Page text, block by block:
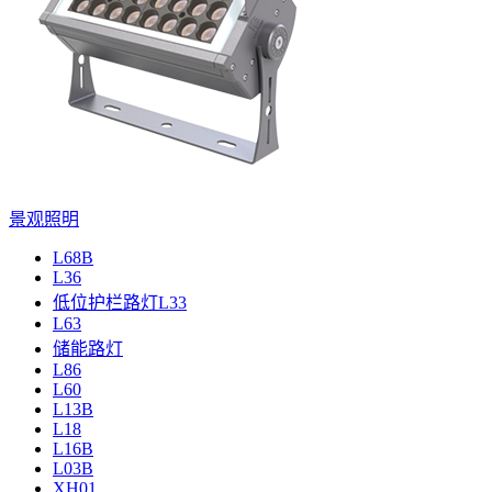
景观照明
L68B
L36
低位护栏路灯L33
L63
储能路灯
L86
L60
L13B
L18
L16B
L03B
XH01